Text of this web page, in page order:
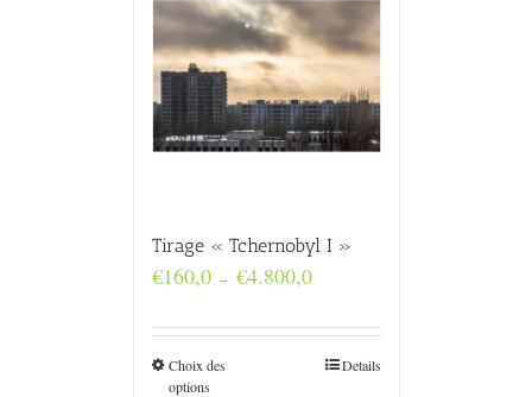
Tirage « Tchernobyl I »
€160,0 – €4.800,0Plage
€160,0
Choix des
options
Details